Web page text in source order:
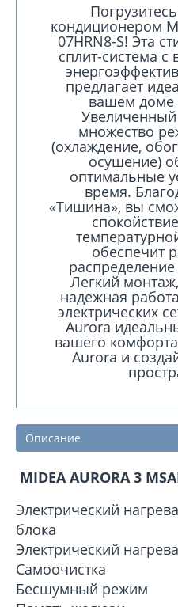
кондиционером
07HRN8-S! Эта
сплит-система
предлагает
вашем доме
множество
(охлаждение,
осушение)
оптимальные
время.
«Тишина», вы
обеспечит
Легкий
надежная
электрических
Aurora
вашего
Aurora и
Описание
MIDEA AURORA 3
Электрический
блока
Электрический
Самоочистка
Бесшумный режим